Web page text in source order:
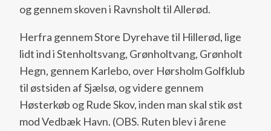
og gennem skoven i Ravnsholt til Allerød.
Herfra gennem Store Dyrehave til Hillerød, lige
lidt ind i Stenholtsvang, Grønholtvang, Grønholt
Hegn, gennem Karlebo, over Hørsholm Golfklub
til østsiden af Sjælsø, og videre gennem
Høsterkøb og Rude Skov, inden man skal stik øst
mod Vedbæk Havn. (OBS. Ruten blev i årene